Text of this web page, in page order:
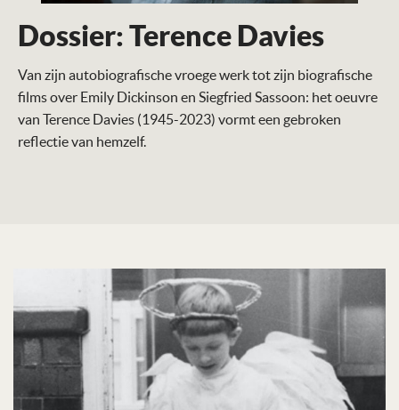
Dossier: Terence Davies
Van zijn autobiografische vroege werk tot zijn biografische
films over Emily Dickinson en Siegfried Sassoon: het oeuvre
van Terence Davies (1945-2023) vormt een gebroken
reflectie van hemzelf.